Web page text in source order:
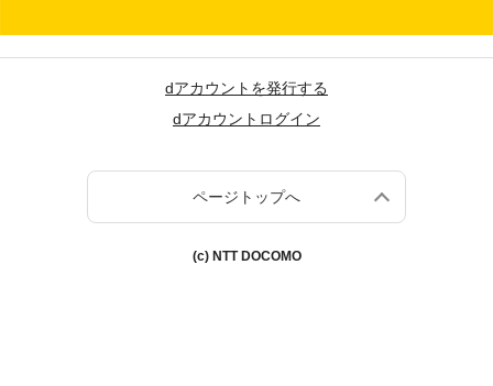
dアカウントを発行する
dアカウントログイン
ページトップへ
(c) NTT DOCOMO